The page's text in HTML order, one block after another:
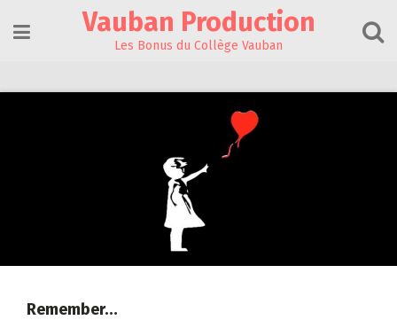
content
Vauban Production
Les Bonus du Collège Vauban
Remember…